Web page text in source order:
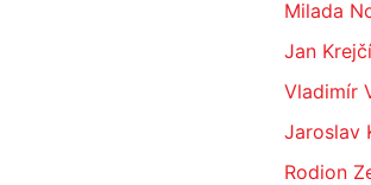
Milada
Jan
Vladimír
Jaroslav
Rodion